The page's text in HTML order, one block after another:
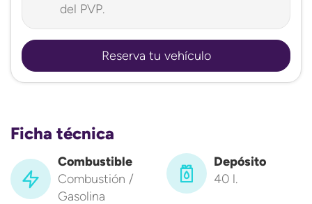
del PVP.
Reserva tu vehículo
Ficha técnica
Combustible
Combustión /
Gasolina
Depósito
40 l.